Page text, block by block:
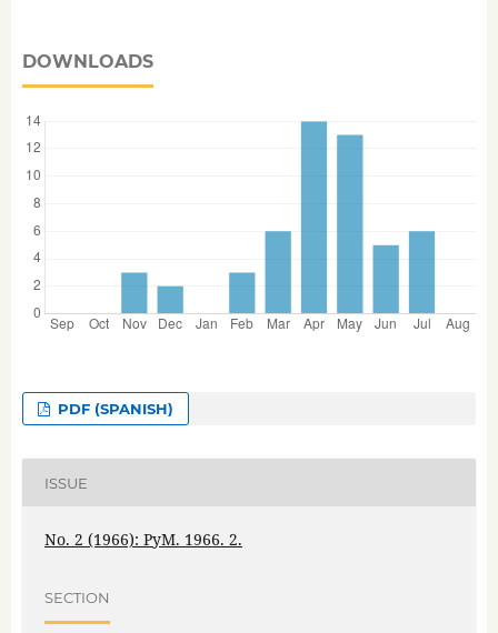
DOWNLOADS
PDF (SPANISH)
ISSUE
No. 2 (1966): PyM. 1966. 2.
SECTION